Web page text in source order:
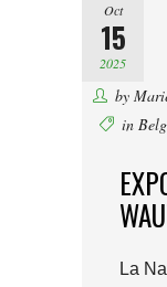
Oct
15
2025
by
in
La